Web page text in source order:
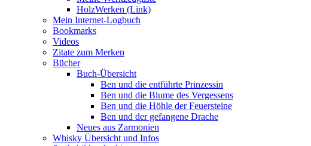
HolzWerken (Link)
Mein Internet-Logbuch
Bookmarks
Videos
Zitate zum Merken
Bücher
Buch-Übersicht
Ben und die entführte Prinzessin
Ben und die Blume des Vergessens
Ben und die Höhle der Feuersteine
Ben und der gefangene Drache
Neues aus Zarmonien
Whisky Übersicht und Infos